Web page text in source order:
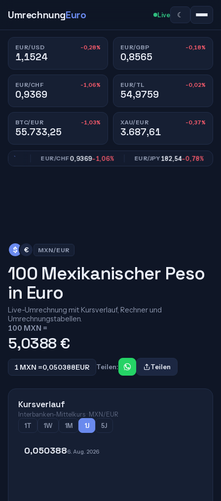
UmrechnungEuro Live ☾
EUR/USD -0,28%
1,1524
EUR/GBP -0,18%
0,8565
EUR/CHF -1,06%
0,9369
EUR/TL -0,02%
54,9759
BTC/EUR -1,03%
55.733,25
XAU/EUR -0,37%
3.687,61
EUR/CHF0,9369-1,06% EUR/JPY182,54-0,78%
$ € MXN/EUR
100 Mexikanischer Peso
in Euro
Live-Umrechnung mit Kursverlauf, Rechner und
Umrechnungstabellen.
100 MXN =
5,0388 €
1 MXN =0,050388EUR Teilen: Teilen
Kursverlauf
Interbanken-Mittelkurs · MXN/EUR
1T
1W 1M 1J 5J
0,0503886. Aug. 2026